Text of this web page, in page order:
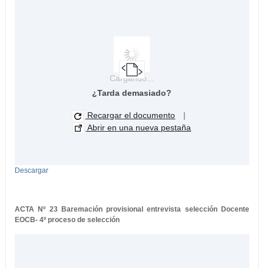
Cargando...
¿Tarda demasiado?
Recargar el documento
|
Abrir en una nueva pestaña
Descargar
ACTA Nº 23 Baremación provisional entrevista selección Docente
EOCB- 4º proceso de selección